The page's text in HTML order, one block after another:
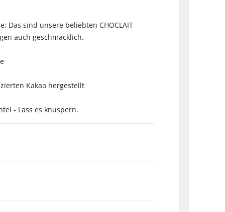
Das sind unsere beliebten CHOCLAIT
auch geschmacklich.
Kakao hergestellt
- Lass es knuspern.